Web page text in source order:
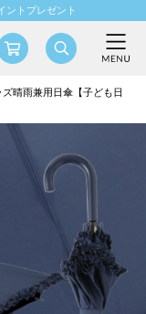
ントプレゼント
晴雨兼用日傘【子ども日